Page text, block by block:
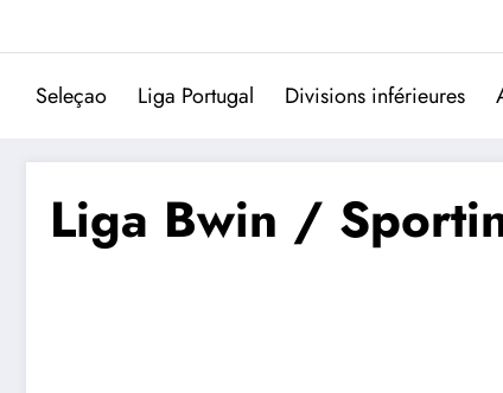
Seleçao Liga Portugal Divisions inférieures
Liga Bwin /